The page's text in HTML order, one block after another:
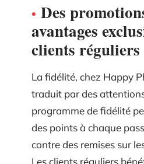
Des
avantages
clients réguliers
La fidélité, chez Happy
traduit par des
programme de fidélité
des points à chaque
contre des remises sur
Les clients réguliers